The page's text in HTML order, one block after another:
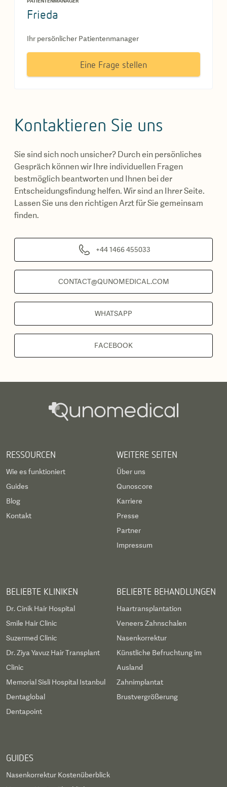
Frieda
Ihr persönlicher Patientenmanager
Eine Frage stellen
Kontaktieren Sie uns
Sie sind sich noch unsicher? Durch ein persönliches
Gespräch können wir Ihre individuellen Fragen
bestmöglich beantworten und Ihnen bei der
Entscheidungsfindung helfen. Wir sind an Ihrer Seite.
Lassen Sie uns den richtigen Arzt für Sie gemeinsam
finden.
+44 1466 455033
CONTACT@QUNOMEDICAL.COM
WHATSAPP
FACEBOOK
RESSOURCEN
Wie es funktioniert
Guides
Blog
Kontakt
WEITERE SEITEN
Über uns
Qunoscore
Karriere
Presse
Partner
Impressum
BELIEBTE KLINIKEN
Dr. Cinik Hair Hospital
Smile Hair Clinic
Suzermed Clinic
Dr. Ziya Yavuz Hair Transplant
Clinic
Memorial Sisli Hospital Istanbul
Dentaglobal
Dentapoint
BELIEBTE BEHANDLUNGEN
Haartransplantation
Veneers Zahnschalen
Nasenkorrektur
Künstliche Befruchtung im
Ausland
Zahnimplantat
Brustvergrößerung
GUIDES
Nasenkorrektur Kostenüberblick